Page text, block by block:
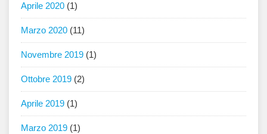
Aprile 2020 (1)
Marzo 2020 (11)
Novembre 2019 (1)
Ottobre 2019 (2)
Aprile 2019 (1)
Marzo 2019 (1)